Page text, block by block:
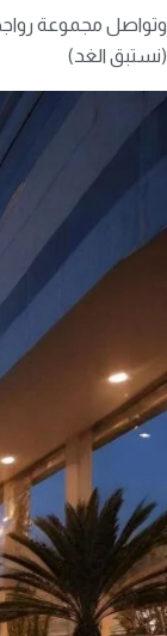
وتواصل مجموعة
(نستبق الغد)